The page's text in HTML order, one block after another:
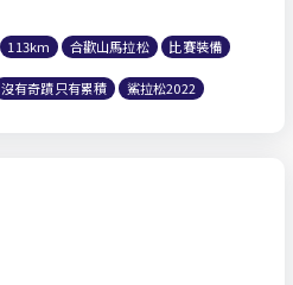
113km 合歡山馬拉松 比賽裝備
沒有奇蹟只有累積 鯊拉松2022